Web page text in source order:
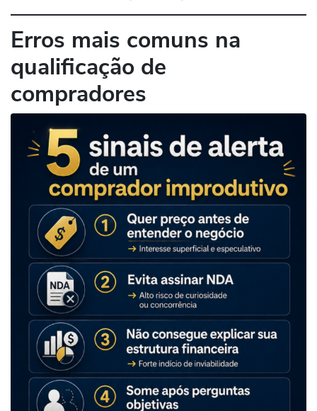
Erros mais comuns na
qualificação de
compradores